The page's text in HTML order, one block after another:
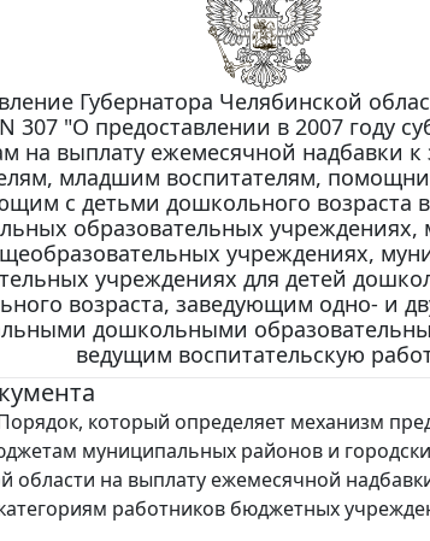
Губернатора Челябинской
307 "О предоставлении в 2007 году
на выплату ежемесячной надбавки к
младшим воспитателям,
с детьми дошкольного возраста
образовательных учреждениях,
учреждениях,
учреждениях для детей
возраста, заведующим одно- и
дошкольными
ведущим воспитательскую
который определяет механизм
муниципальных районов и
области на выплату ежемесячной
работников бюджетных